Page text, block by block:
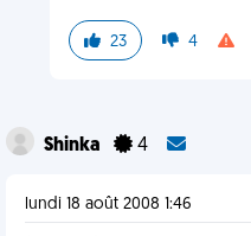
23 4
Shinka 4
lundi 18 août 2008 1:46